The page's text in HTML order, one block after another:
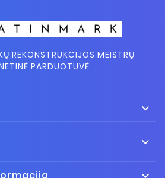
REKONSTRUKCIJOS MEISTRŲ
PARDUOTUVĖ

